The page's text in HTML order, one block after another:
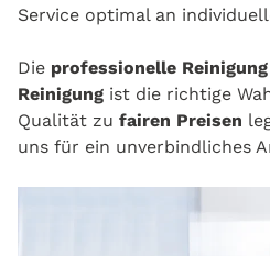
Service optimal an
Die professionelle
Reinigung ist die richtige
Qualität zu fairen Preisen
uns für ein unverbindliches